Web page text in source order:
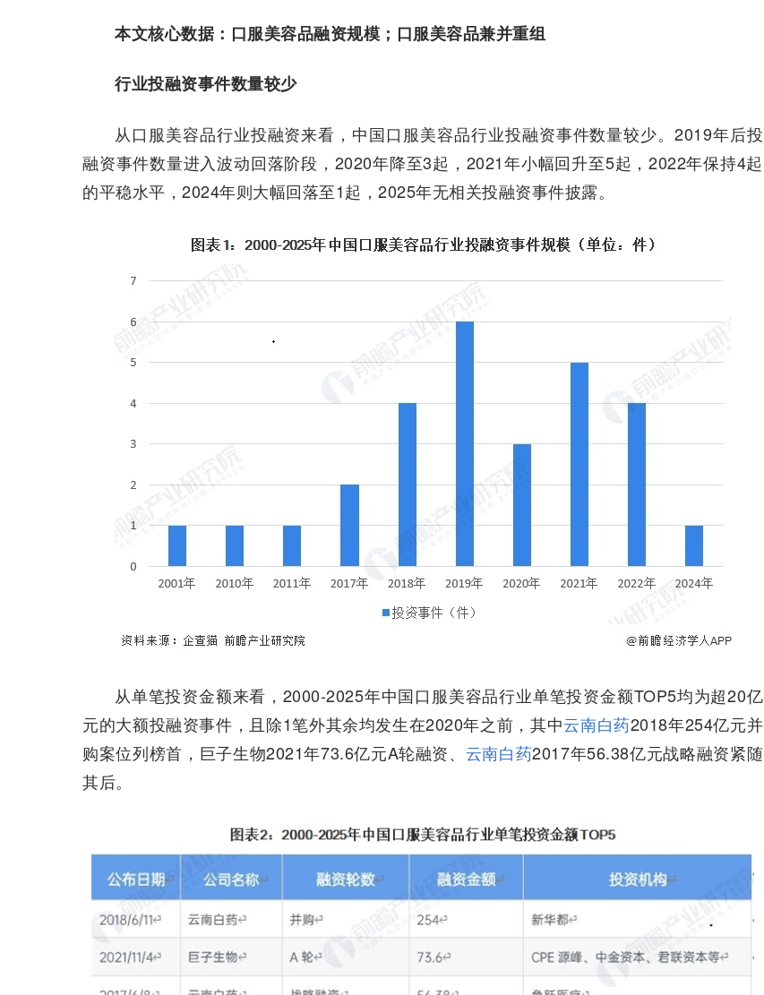
本文核心数据：口服美容品融资规模；口服美容品兼并重组
行业投融资事件数量较少
从口服美容品行业投融资来看，中国口服美容品行业投融资事件数量较少。2019年后投
融资事件数量进入波动回落阶段，2020年降至3起，2021年小幅回升至5起，2022年保持4起
的平稳水平，2024年则大幅回落至1起，2025年无相关投融资事件披露。
从单笔投资金额来看，2000-2025年中国口服美容品行业单笔投资金额TOP5均为超20亿
元的大额投融资事件，且除1笔外其余均发生在2020年之前，其中云南白药2018年254亿元并
购案位列榜首，巨子生物2021年73.6亿元A轮融资、 云南白药2017年56.38亿元战略融资紧随
其后。